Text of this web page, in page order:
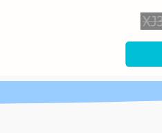
و مؤثر شکم افتاده خود را به فرم
برای سلامتی: گنجینه‌ای از
آن بر رشد خودمختاری
ایران: از جادوی جنگل‌های شمال